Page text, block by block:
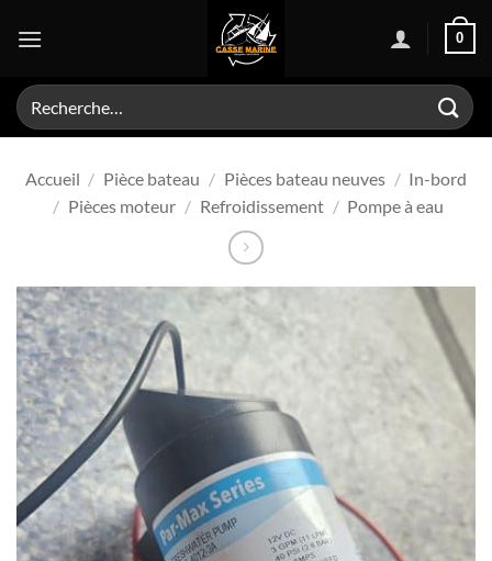
0
Recherche
pour :
Accueil / Pièce bateau / Pièces bateau neuves / In-bord
/ Pièces moteur / Refroidissement / Pompe à eau